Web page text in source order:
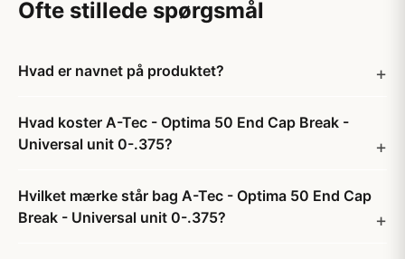
Ofte stillede spørgsmål
Hvad er navnet på produktet?
Hvad koster A-Tec - Optima 50 End Cap Break -
Universal unit 0-.375?
Hvilket mærke står bag A-Tec - Optima 50 End Cap
Break - Universal unit 0-.375?